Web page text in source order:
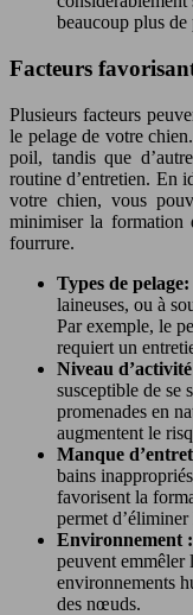
beaucoup plus de
Facteurs
Plusieurs facteurs
le pelage de votre
poil, tandis que
routine d’entretien. En
votre chien, vous
minimiser la formation
fourrure.
Types de pelage:
laineuses, ou à
Par exemple, le
requiert un
Niveau
susceptible de se
promenades en
augmentent le
Manque
bains
favorisent la
permet
Environnement :
peuvent emmêler
environnements
des nœuds.